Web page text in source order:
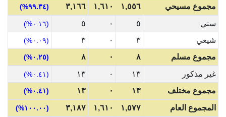
مجموع مسيحي ١,٥٥٦ ١,٦١٠ ٣,١٦٦ (٩٩.٣٤%)
سني ٥ ٠ ٥ (٠.١٦%)
شيعي ٣ ٠ ٣ (٠.٠٩%)
مجموع مسلم ٨ ٠ ٨ (٠.٢٥%)
غير مذكور ١٣ ٠ ١٣ (٠.٤١%)
مجموع مختلف ١٣ ٠ ١٣ (٠.٤١%)
المجموع العام ١,٥٧٧ ١,٦١٠ ٣,١٨٧ (١٠٠.٠٠%)